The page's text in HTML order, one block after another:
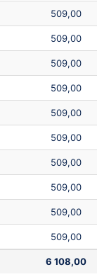
509,00
509,00
509,00
509,00
509,00
509,00
509,00
509,00
509,00
509,00
6 108,00